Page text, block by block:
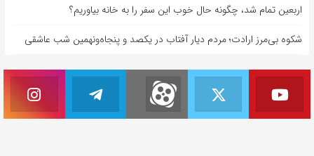
اربعین تمام شد، چگونه حال خوب این سفر را به خانه بیاوریم؟
شکوه بی‌مرز ارادت؛ مردم دیار آفتاب در یکصد و پنجاه‌ونهمین شب عاشقی